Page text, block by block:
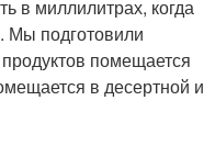
в миллилитрах, когда
Мы подготовили
помещается
в десертной и